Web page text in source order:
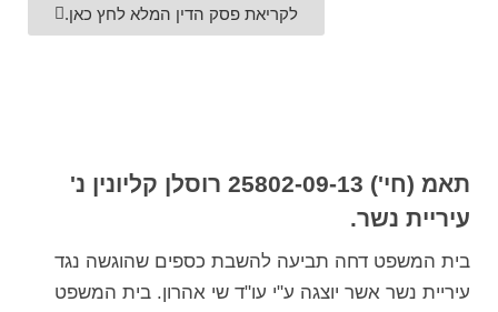
לקריאת פסק הדין המלא לחץ כאן.
תאמ (חי') 25802-09-13 רוסלן קליונין נ'
עיריית נשר.
בית המשפט דחה תביעה להשבת כספים שהוגשה נגד
עיריית נשר אשר יוצגה ע"י עו"ד שי אהרון. בית המשפט